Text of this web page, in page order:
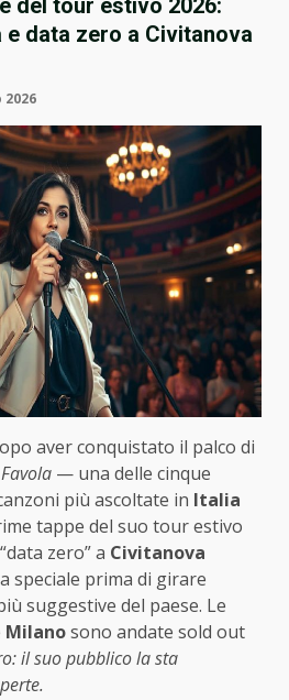
del tour estivo 2026:
data zero a Civitanova
2026
aver conquistato il palco di
— una delle cinque
più ascoltate in Italia
tappe del suo tour estivo
zero” a Civitanova
speciale prima di girare
suggestive del paese. Le
Milanosono andate sold out
il suo pubblico la sta